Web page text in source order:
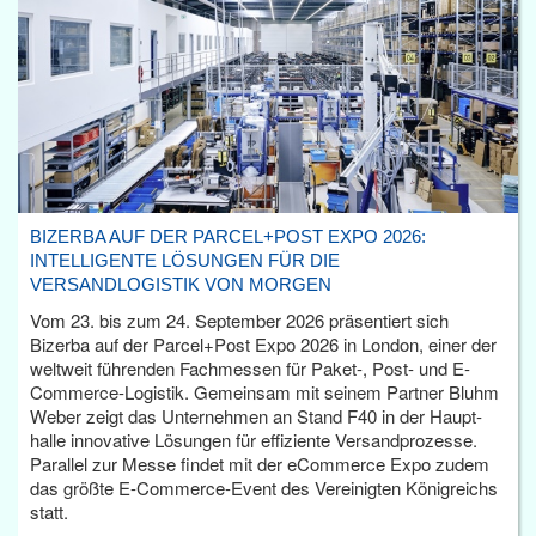
BIZERBA AUF DER PARCEL+POST EXPO 2026:
INTELLIGENTE LÖSUNGEN FÜR DIE
VERSANDLOGISTIK VON MORGEN
Vom 23. bis zum 24. September 2026 präsentiert sich
Bizerba auf der Parcel+Post Expo 2026 in London, einer der
weltweit führenden Fachmessen für Paket-, Post- und E-
Commerce-Logistik. Gemeinsam mit seinem Partner Bluhm
Weber zeigt das Unternehmen an Stand F40 in der Haupt­
halle innovative Lösungen für effiziente Versandprozesse.
Parallel zur Messe findet mit der eCommerce Expo zudem
das größte E-Commerce-Event des Vereinigten Königreichs
statt.